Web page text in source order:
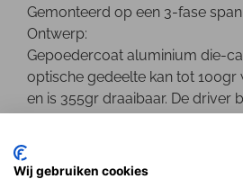
Wij gebruiken cookies
Gemonteerd op een 3-fase
Ontwerp:
Gepoedercoat aluminium die-
optische gedeelte kan tot 100gr
en is 355gr draaibaar. De driver
Geanodiseerde aluminium facet